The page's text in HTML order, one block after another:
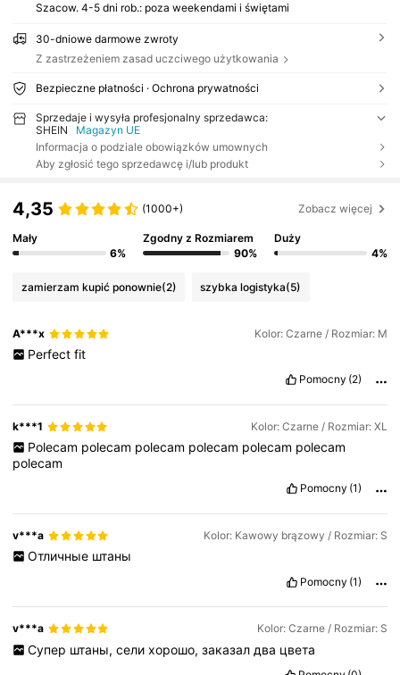
Szacow. 4-5 dni rob.: poza weekendami i świętami
30-dniowe darmowe zwroty
Z zastrzeżeniem zasad uczciwego użytkowania
Bezpieczne płatności · Ochrona prywatności
Sprzedaje i wysyła profesjonalny sprzedawca:
SHEIN
Magazyn UE
Informacja o podziale obowiązków umownych
Aby zgłosić tego sprzedawcę i/lub produkt
4,35 (1000+) Zobacz więcej
Mały
6%
Zgodny z Rozmiarem
90%
Duży
4%
zamierzam kupić ponownie(2) szybka logistyka(5)
A***x Kolor: Czarne / Rozmiar: M
Perfect fit
Pomocny (2)
k***1 Kolor: Czarne / Rozmiar: XL
Polecam polecam polecam polecam polecam polecam
polecam
Pomocny (1)
v***a Kolor: Kawowy brązowy / Rozmiar: S
Отличные штаны
Pomocny (1)
v***a Kolor: Czarne / Rozmiar: S
Супер штаны, сели хорошо, заказал два цвета